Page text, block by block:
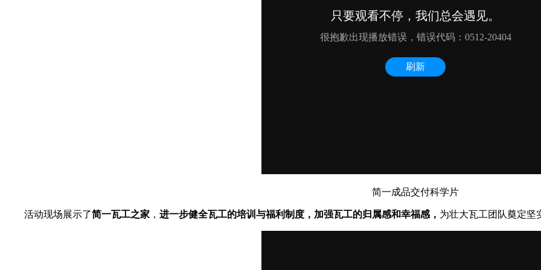
简一成品交付科学片
活动现场展示了简一瓦工之家 ， 进一步健全瓦工的培训与福利制度，加强瓦工的归属感和幸福感， 为壮大瓦工团队奠定坚